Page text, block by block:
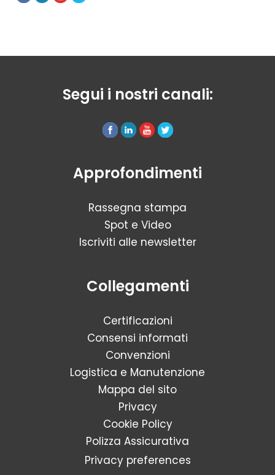
Segui i nostri canali:
Approfondimenti
Rassegna stampa
Spot e Video
Iscriviti alle newsletter
Collegamenti
Certificazioni
Consensi informati
Convenzioni
Logistica e Manutenzione
Mappa del sito
Privacy
Cookie Policy
Polizza Assicurativa
Privacy preferences